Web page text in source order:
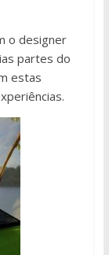
o designer
partes do
estas